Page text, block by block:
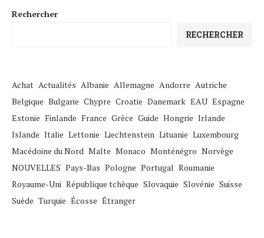
Rechercher
RECHERCHER
Achat Actualités Albanie Allemagne Andorre Autriche
Belgique Bulgarie Chypre Croatie Danemark EAU Espagne
Estonie Finlande France Grèce Guide Hongrie Irlande
Islande Italie Lettonie Liechtenstein Lituanie Luxembourg
Macédoine du Nord Malte Monaco Monténégro Norvège
NOUVELLES Pays-Bas Pologne Portugal Roumanie
Royaume-Uni République tchèque Slovaquie Slovénie Suisse
Suède Turquie Écosse Étranger